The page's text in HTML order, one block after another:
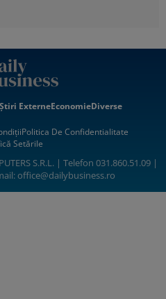
Știri ExterneEconomieDiverse
Politica De Confidentialitate
Setările
S.R.L. | Telefon 031.860.51.09 |
office@dailybusiness.ro